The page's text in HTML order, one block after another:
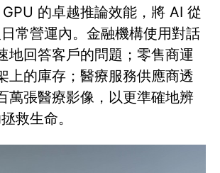
的卓越推論效能，將 AI 從
常營運內。金融機構使用對話
地回答客戶的問題；零售商運
上的庫存；醫療服務供應商透
萬張醫療影像，以更準確地辨
救生命。